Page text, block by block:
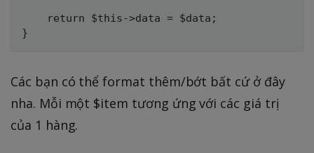
    return $this->data = $data;
Các bạn có thể format thêm/bớt bất cứ ở đây
nha. Mỗi một $item tương ứng với các giá trị
của 1 hàng.